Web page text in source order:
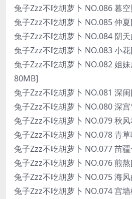
兔子Zzz不吃胡萝卜 NO.086 暮
兔子Zzz不吃胡萝卜 NO.085 仲
兔子Zzz不吃胡萝卜 NO.084 阴
兔子Zzz不吃胡萝卜 NO.083 小
兔子Zzz不吃胡萝卜 NO.082 姐
80MB]
兔子Zzz不吃胡萝卜 NO.081 深
兔子Zzz不吃胡萝卜 NO.080 深
兔子Zzz不吃胡萝卜 NO.079 秋
兔子Zzz不吃胡萝卜 NO.078 青
兔子Zzz不吃胡萝卜 NO.077 苗
兔子Zzz不吃胡萝卜 NO.076 煎
兔子Zzz不吃胡萝卜 NO.075 海
兔子Zzz不吃胡萝卜 NO.074 宫